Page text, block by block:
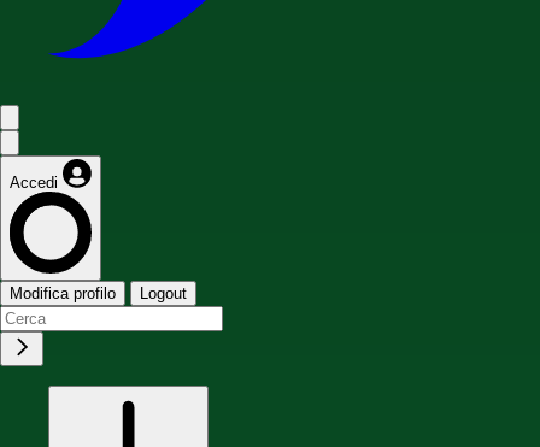
Accedi
Modifica profilo Logout